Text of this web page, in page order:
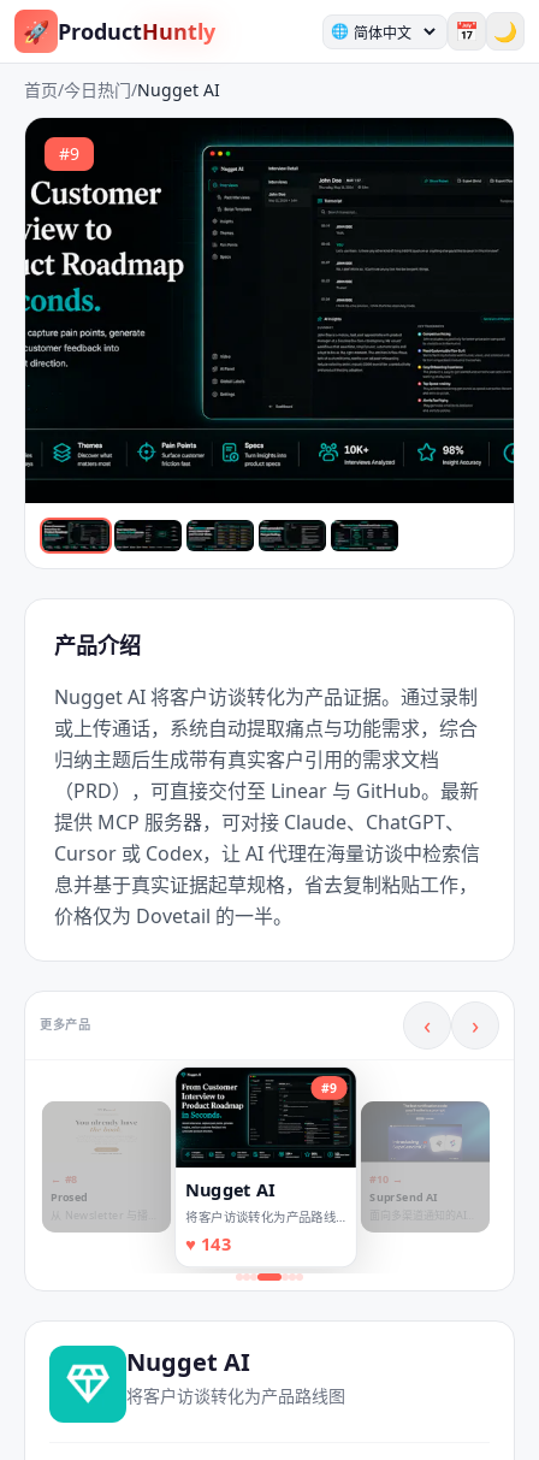
🚀 ProductHuntly 🌐 📅 🌙
首页/今日热门/Nugget AI
#9
产品介绍
Nugget AI 将客户访谈转化为产品证据。通过录制
或上传通话，系统自动提取痛点与功能需求，综合
归纳主题后生成带有真实客户引用的需求文档
（PRD），可直接交付至 Linear 与 GitHub。最新
提供 MCP 服务器，可对接 Claude、ChatGPT、
Cursor 或 Codex，让 AI 代理在海量访谈中检索信
息并基于真实证据起草规格，省去复制粘贴工作，
价格仅为 Dovetail 的一半。
更多产品 ‹ ›
← #8
Prosed
从 Newsletter 与播客
到成书手稿
#9
Nugget AI
将客户访谈转化为产品路线
♥ 143
#10 →
SuprSend AI
面向多渠道通知的AI优
先平台
Nugget AI
将客户访谈转化为产品路线图